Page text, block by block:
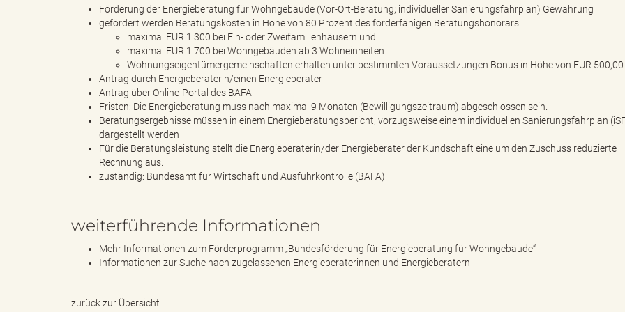
k
u
f
Förderung der Energieberatung für Wohngebäude (Vor-Ort-Beratung; individueller Sanierungsfahrplan) Gewährung
gefördert werden Beratungskosten in Höhe von 80 Prozent des förderfähigen Beratungshonorars:
maximal EUR 1.300 bei Ein- oder Zweifamilienhäusern und
maximal EUR 1.700 bei Wohngebäuden ab 3 Wohneinheiten
Wohnungseigentümergemeinschaften erhalten unter bestimmten Voraussetzungen Bonus in Höhe von EUR 500,00
Antrag durch Energieberaterin/einen Energieberater
Antrag über Online-Portal des BAFA
Fristen: Die Energieberatung muss nach maximal 9 Monaten (Bewilligungszeitraum) abgeschlossen sein.
Beratungsergebnisse müssen in einem Energieberatungsbericht, vorzugsweise einem individuellen Sanierungsfahrplan
dargestellt werden
Für die Beratungsleistung stellt die Energieberaterin/der Energieberater der Kundschaft eine um den Zuschuss reduzierte
Rechnung aus.
zuständig: Bundesamt für Wirtschaft und Ausfuhrkontrolle (BAFA)
weiterführende Informationen
Mehr Informationen zum Förderprogramm „Bundesförderung für Energieberatung für Wohngebäude“
Informationen zur Suche nach zugelassenen Energieberaterinnen und Energieberatern
zurück zur Übersicht